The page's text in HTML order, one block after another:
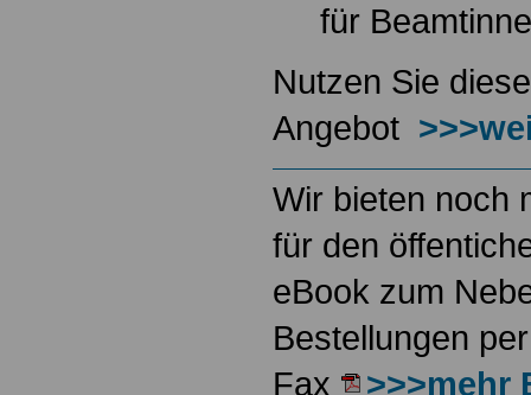
für
Nutzen Sie
Angebot
Wir bieten noch
für den
eBook zum
Bestellungen
Fax
>>>mehr